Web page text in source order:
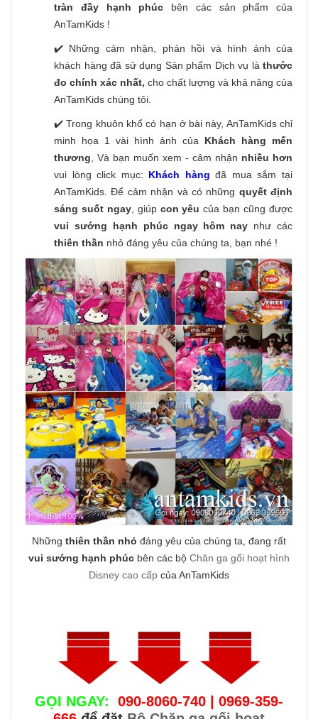
tràn đầy hạnh phúc bên các sản phẩm của
AnTamKids !
✔️ Những cảm nhận, phản hồi và hình ảnh của
khách hàng đã sử dụng Sản phẩm Dịch vụ là thước
đo chính xác nhất, cho chất lượng và khả năng của
AnTamKids chúng tôi.
✔️ Trong khuôn khổ có hạn ở bài này, AnTamKids chỉ
minh họa 1 vài hình ảnh của Khách hàng mến
thương , Và bạn muốn xem - cảm nhận nhiều hơn
vui lòng click mục: Khách hàng đã mua sắm tại
AnTamKids. Để cảm nhận và có những quyết định
sáng suốt ngay, giúp con yêu của bạn cũng được
vui sướng hạnh phúc ngay hôm nay như các
thiên thần nhỏ đáng yêu của chúng ta, bạn nhé !
Những thiên thần nhỏ đáng yêu của chúng ta, đang rất
vui sướng hạnh phúc bên các bộ Chăn ga gối hoạt hình
Disney cao cấp của AnTamKids
GỌI NGAY:
090-8060-740 | 0969-359-